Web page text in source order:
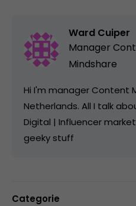
Ward Cuiper
Manager
Mindshare
Hi I'm manager Content
Netherlands. All I talk
Digital | Influencer
geeky stuff
Categorie